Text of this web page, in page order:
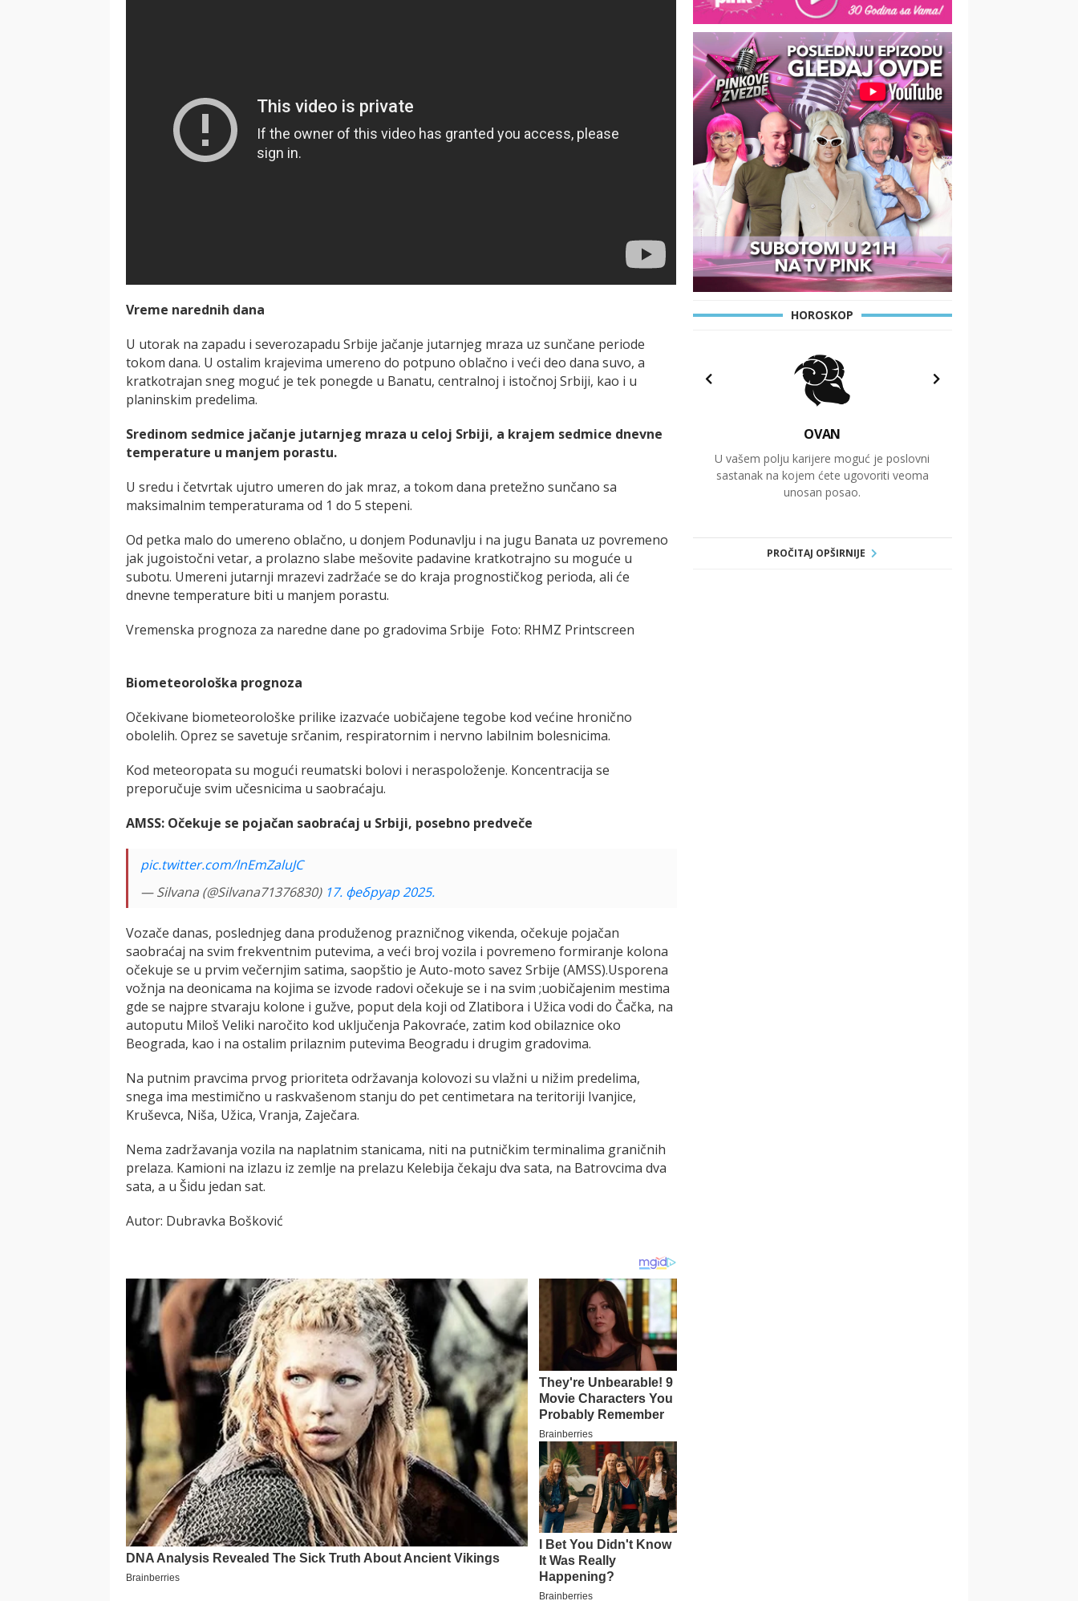
Vreme narednih dana
U utorak na zapadu i severozapadu Srbije jačanje jutarnjeg mraza uz sunčane periode
tokom dana. U ostalim krajevima umereno do potpuno oblačno i veći deo dana suvo, a
kratkotrajan sneg moguć je tek ponegde u Banatu, centralnoj i istočnoj Srbiji, kao i u
planinskim predelima.
Sredinom sedmice jačanje jutarnjeg mraza u celoj Srbiji, a krajem sedmice dnevne
temperature u manjem porastu.
U sredu i četvrtak ujutro umeren do jak mraz, a tokom dana pretežno sunčano sa
maksimalnim temperaturama od 1 do 5 stepeni.
Od petka malo do umereno oblačno, u donjem Podunavlju i na jugu Banata uz povremeno
jak jugoistočni vetar, a prolazno slabe mešovite padavine kratkotrajno su moguće u
subotu. Umereni jutarnji mrazevi zadržaće se do kraja prognostičkog perioda, ali će
dnevne temperature biti u manjem porastu.
Vremenska prognoza za naredne dane po gradovima Srbije Foto: RHMZ Printscreen
Biometeorološka prognoza
Očekivane biometeorološke prilike izazvaće uobičajene tegobe kod većine hronično
obolelih. Oprez se savetuje srčanim, respiratornim i nervno labilnim bolesnicima.
Kod meteoropata su mogući reumatski bolovi i neraspoloženje. Koncentracija se
preporučuje svim učesnicima u saobraćaju.
AMSS: Očekuje se pojačan saobraćaj u Srbiji, posebno predveče
pic.twitter.com/lnEmZaluJC
— Silvana (@Silvana71376830) 17. фебруар 2025.
Vozače danas, poslednjeg dana produženog prazničnog vikenda, očekuje pojačan
saobraćaj na svim frekventnim putevima, a veći broj vozila i povremeno formiranje kolona
očekuje se u prvim večernjim satima, saopštio je Auto-moto savez Srbije (AMSS).Usporena
vožnja na deonicama na kojima se izvode radovi očekuje se i na svim ;uobičajenim mestima
gde se najpre stvaraju kolone i gužve, poput dela koji od Zlatibora i Užica vodi do Čačka, na
autoputu Miloš Veliki naročito kod uključenja Pakovraće, zatim kod obilaznice oko
Beograda, kao i na ostalim prilaznim putevima Beogradu i drugim gradovima.
Na putnim pravcima prvog prioriteta održavanja kolovozi su vlažni u nižim predelima,
snega ima mestimično u raskvašenom stanju do pet centimetara na teritoriji Ivanjice,
Kruševca, Niša, Užica, Vranja, Zaječara.
Nema zadržavanja vozila na naplatnim stanicama, niti na putničkim terminalima graničnih
prelaza. Kamioni na izlazu iz zemlje na prelazu Kelebija čekaju dva sata, na Batrovcima dva
sata, a u Šidu jedan sat.
Autor: Dubravka Bošković
HOROSKOP
OVAN
U vašem polju karijere moguć je poslovni
sastanak na kojem ćete ugovoriti veoma
unosan posao.
PROČITAJ OPŠIRNIJE